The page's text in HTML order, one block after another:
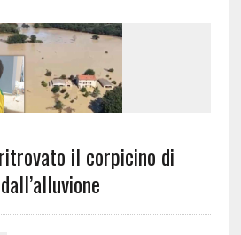
il corpicino di